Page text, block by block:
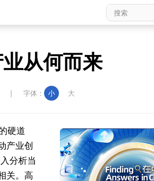
从何而来
字体： 小 大
硬道
产业创
分析当
关。高